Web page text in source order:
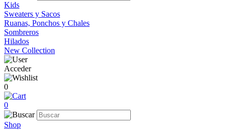
Kids
Sweaters y Sacos
Ruanas, Ponchos y Chales
Sombreros
Hilados
New Collection
Acceder
0
0
Shop